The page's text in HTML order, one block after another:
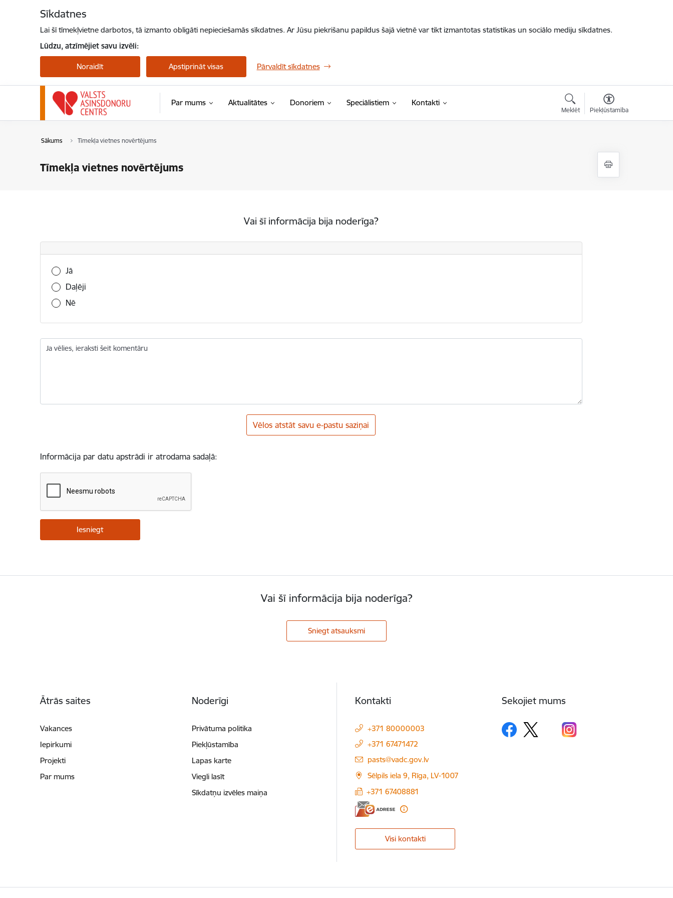
Sīkdatnes
Lai šī tīmekļvietne darbotos, tā izmanto obligāti nepieciešamās sīkdatnes. Ar Jūsu piekrišanu papildus šajā vietnē var tikt izmantotas statistikas un sociālo mediju sīkdatnes.
Lūdzu, atzīmējiet savu izvēli:
Noraidīt Apstiprināt visas Pārvaldīt sīkdatnes
Par mums Aktualitātes Donoriem Speciālistiem Kontakti
Meklēt Piekļūstamība
Sākums Tīmekļa vietnes novērtējums
Tīmekļa vietnes novērtējums
Vai šī informācija bija noderīga?
Vai šī informācija bija noderīga?
Jā
Daļēji
Nē
Ja vēlies, ieraksti šeit komentāru
Vēlos atstāt savu e-pastu saziņai
Informācija par datu apstrādi ir atrodama sadaļā:
Vai šī informācija bija noderīga?
Sniegt atsauksmi
Ātrās saites
Vakances
Iepirkumi
Projekti
Par mums
Noderīgi
Privātuma politika
Piekļūstamība
Lapas karte
Viegli lasīt
Sīkdatņu izvēles maiņa
Kontakti
+371 80000003
+371 67471472
E-pasts:
pasts@vadc.gov.lv
Sēlpils iela 9, Rīga, LV-1007
+371 67408881
Visi kontakti
Sekojiet mums